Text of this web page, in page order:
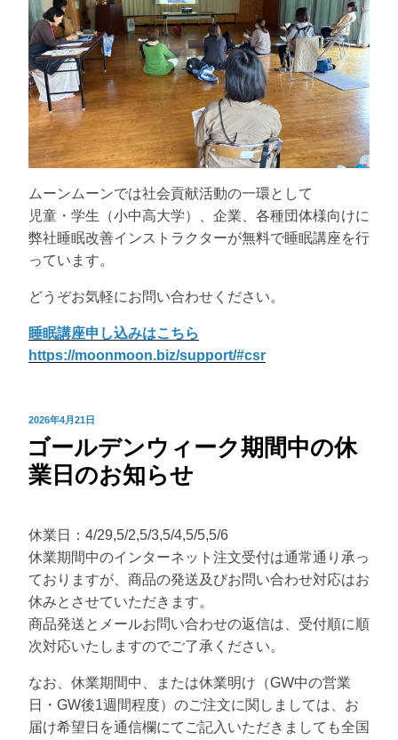
ムーンムーンでは社会貢献活動の一環として
児童・学生（小中高大学）、企業、各種団体様向けに
弊社睡眠改善インストラクターが無料で睡眠講座を行
っています。
どうぞお気軽にお問い合わせください。
睡眠講座申し込みはこちら
https://moonmoon.biz/support/#csr
投
稿
日:
2026年4月21日
ゴールデンウィーク期間中の休
業日のお知らせ
休業日：4/29,5/2,5/3,5/4,5/5,5/6
休業期間中のインターネット注文受付は通常通り承っ
ておりますが、商品の発送及びお問い合わせ対応はお
休みとさせていただきます。
商品発送とメールお問い合わせの返信は、受付順に順
次対応いたしますのでご了承ください。
なお、休業期間中、または休業明け（GW中の営業
日・GW後1週間程度）のご注文に関しましては、お
届け希望日を通信欄にてご記入いただきましても全国